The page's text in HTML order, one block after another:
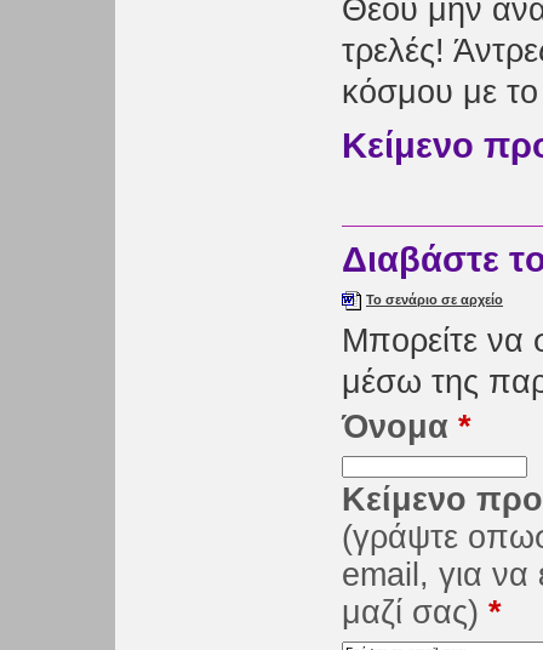
Θεού μην
τρελές!
κόσμου με
Κείμενο
Διαβάστε
Το σενάριο σε αρχείο
Μπορείτε να
μέσω της
Όνομα *
Κείμενο
(γράψτε
email, για να
μαζί σας) *